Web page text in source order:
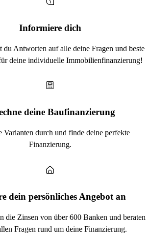
Informiere dich
du Antworten auf alle deine Fragen und beste
deine individuelle Immobilienfinanzierung!
deine Baufinanzierung
Varianten durch und finde deine perfekte
Finanzierung.
dein persönliches Angebot an
die Zinsen von über 600 Banken und beraten
Fragen rund um deine Finanzierung.